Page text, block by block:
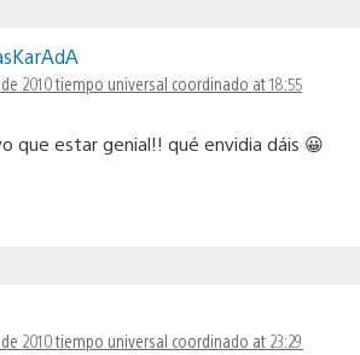
2010 tiempo universal coordinado at 18:55
que estar genial!! qué envidia dáis 😀
2010 tiempo universal coordinado at 23:29